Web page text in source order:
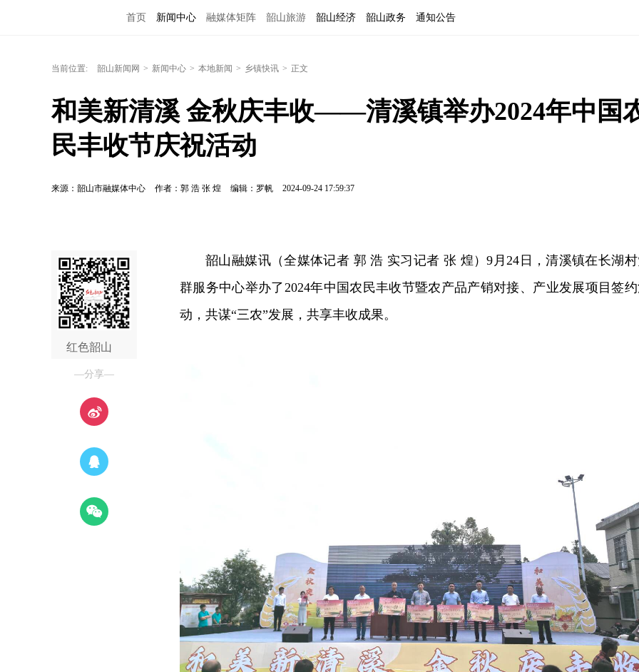
首页 新闻中心 融媒体矩阵 韶山旅游 韶山经济 韶山政务 通知公告
当前位置: 韶山新闻网 > 新闻中心 > 本地新闻 > 乡镇快讯 > 正文
和美新清溪 金秋庆丰收——清溪镇举办2024年中国
民丰收节庆祝活动
来源：韶山市融媒体中心 作者：郭 浩 张 煌 编辑：罗帆 2024-09-24 17:59:37
红色韶山
—分享—
韶山融媒讯（全媒体记者 郭 浩 实习记者 张 煌）9月24日，清溪镇在长湖
群服务中心举办了2024年中国农民丰收节暨农产品产销对接、产业发展项目签
动，共谋“三农”发展，共享丰收成果。